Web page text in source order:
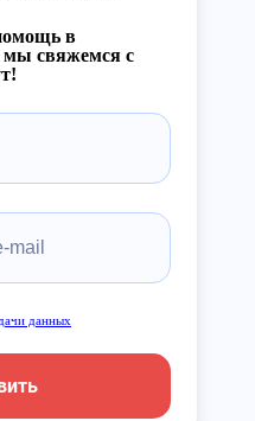
в
мы свяжемся с
данных